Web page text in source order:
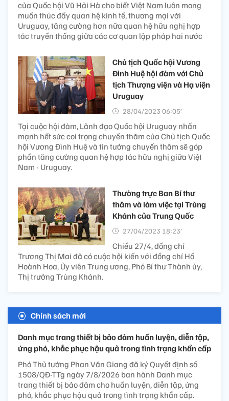
của Quốc hội Vũ Hải Hà cho biết Việt Nam luôn mong
muốn thúc đẩy quan hệ kinh tế, thương mại với
Uruguay, tăng cường hơn nữa quan hệ hữu nghị hợp
tác truyền thống giữa các cơ quan lập pháp hai nước
Chủ tịch Quốc hội Vương
Đình Huệ hội đàm với Chủ
tịch Thượng viện và Hạ viện
Uruguay
28/04/2023 06:05’
Tại cuộc hội đàm, Lãnh đạo Quốc hội Uruguay nhấn
mạnh hết sức coi trọng chuyến thăm của Chủ tịch Quốc
hội Vương Đình Huệ và tin tưởng chuyến thăm sẽ góp
phần tăng cường quan hệ hợp tác hữu nghị giữa Việt
Nam - Uruguay.
Thường trực Ban Bí thư
thăm và làm việc tại Trùng
Khánh của Trung Quốc
27/04/2023 18:23’
Chiều 27/4, đồng chí
Trương Thị Mai đã có cuộc hội kiến với đồng chí Hồ
Hoành Hoa, Ủy viên Trung ương, Phó Bí thư Thành ủy,
Thị trưởng Trùng Khánh.
Chính sách mới
Danh mục trang thiết bị bảo đảm huấn luyện, diễn tập,
ứng phó, khắc phục hậu quả trong tình trạng khẩn cấp
Phó Thủ tướng Phan Văn Giang đã ký Quyết định số
1508/QĐ-TTg ngày 7/8/2026 ban hành Danh mục
trang thiết bị bảo đảm cho huấn luyện, diễn tập, ứng
phó, khắc phục hậu quả trong tình trạng khẩn cấp.